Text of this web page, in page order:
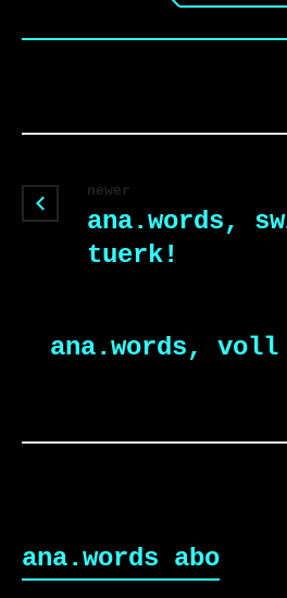
newer
ana.words,
tuerk!
ana.words,
ana.words abo